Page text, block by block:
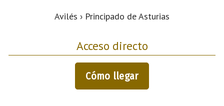
Avilés › Principado de Asturias
Acceso directo
Cómo llegar